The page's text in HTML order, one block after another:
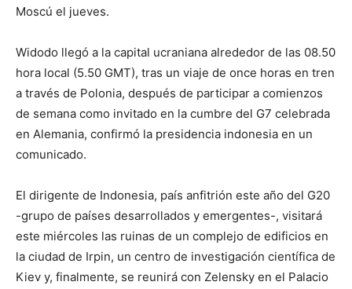
Moscú el jueves.
Widodo llegó a la capital ucraniana alrededor de las 08.50
hora local (5.50 GMT), tras un viaje de once horas en tren
a través de Polonia, después de participar a comienzos
de semana como invitado en la cumbre del G7 celebrada
en Alemania, confirmó la presidencia indonesia en un
comunicado.
El dirigente de Indonesia, país anfitrión este año del G20
-grupo de países desarrollados y emergentes-, visitará
este miércoles las ruinas de un complejo de edificios en
la ciudad de Irpin, un centro de investigación científica de
Kiev y, finalmente, se reunirá con Zelensky en el Palacio